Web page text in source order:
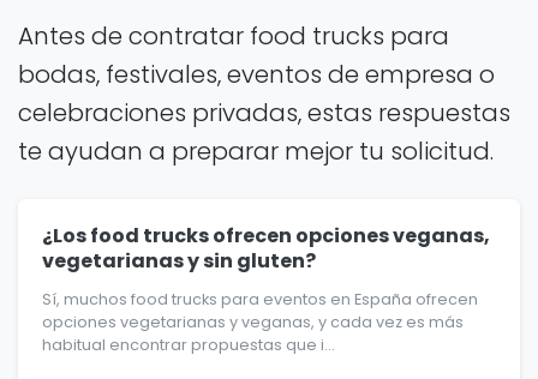
Antes de contratar food trucks para
bodas, festivales, eventos de empresa o
celebraciones privadas, estas respuestas
te ayudan a preparar mejor tu solicitud.
¿Los food trucks ofrecen opciones veganas,
vegetarianas y sin gluten?
Sí, muchos food trucks para eventos en España ofrecen
opciones vegetarianas y veganas, y cada vez es más
habitual encontrar propuestas que i...